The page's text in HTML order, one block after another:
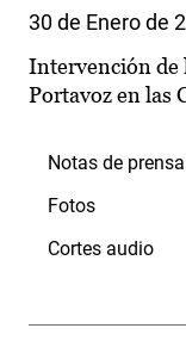
30 de Enero de
Intervención de
Portavoz en las
Notas de prensa
Fotos
Cortes audio